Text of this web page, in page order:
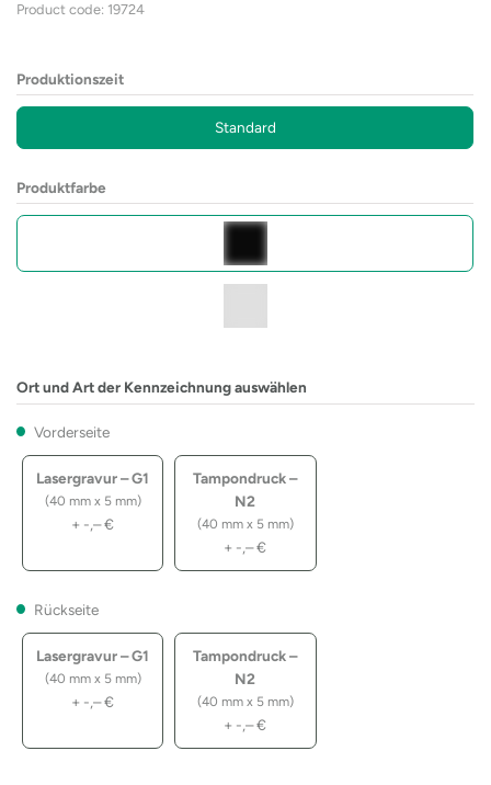
Product code: 19724
Produktionszeit
Standard
Produktfarbe
Ort und Art der Kennzeichnung auswählen
Vorderseite
Lasergravur – G1
(40 mm x 5 mm)
+ -,–€
Tampondruck –
N2
(40 mm x 5 mm)
+ -,–€
Rückseite
Lasergravur – G1
(40 mm x 5 mm)
+ -,–€
Tampondruck –
N2
(40 mm x 5 mm)
+ -,–€